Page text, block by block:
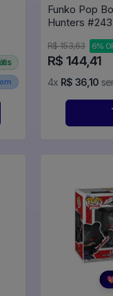
Funko Pop
Hunters
R$ 153,63 6%
R$ 144,41
4x R$ 36,10